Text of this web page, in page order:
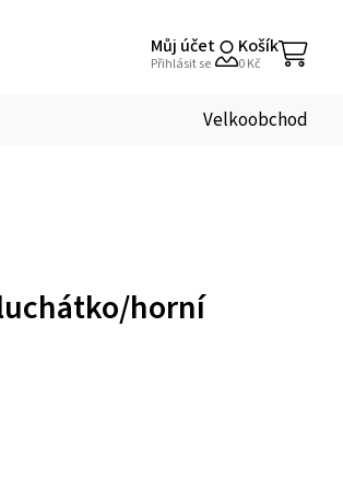
My
Account
Můj účet
Přihlásit se
Košík
0Kč
Velkoobchod
horní